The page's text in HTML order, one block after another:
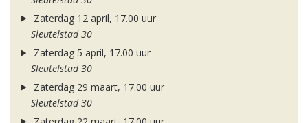
Zaterdag 12 april, 17.00 uur
Sleutelstad 30
Zaterdag 5 april, 17.00 uur
Sleutelstad 30
Zaterdag 29 maart, 17.00 uur
Sleutelstad 30